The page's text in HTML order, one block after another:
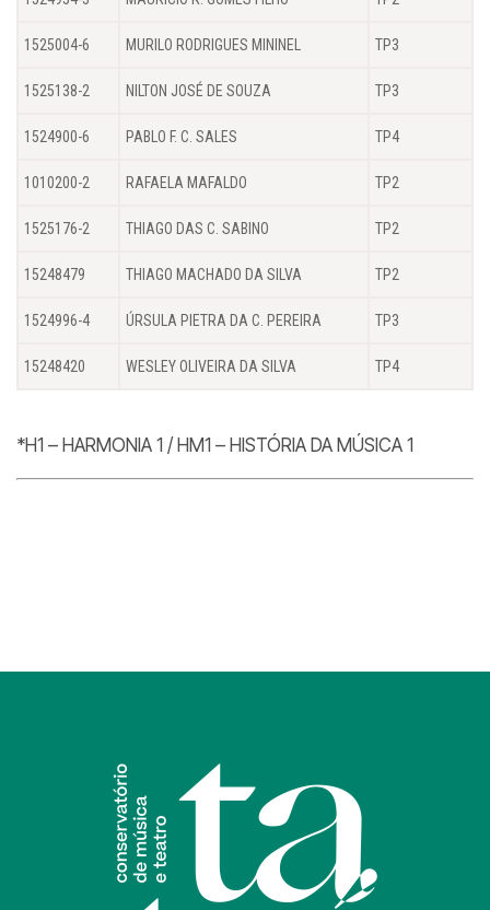
1525004-6 MURILO RODRIGUES MININEL TP3
1525138-2 NILTON JOSÉ DE SOUZA TP3
1524900-6 PABLO F. C. SALES TP4
1010200-2 RAFAELA MAFALDO TP2
1525176-2 THIAGO DAS C. SABINO TP2
15248479 THIAGO MACHADO DA SILVA TP2
1524996-4 ÚRSULA PIETRA DA C. PEREIRA TP3
15248420 WESLEY OLIVEIRA DA SILVA TP4
*H1 – HARMONIA 1 / HM1 – HISTÓRIA DA MÚSICA 1